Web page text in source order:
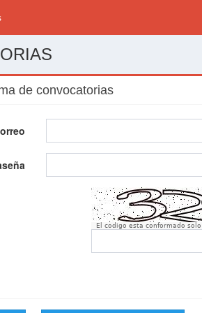
de convocatorias
El codigo esta conformado